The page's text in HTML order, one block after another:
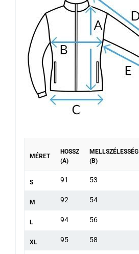
MÉRET
HOSSZ
(A)
MELLSZÉLESSÉG
(B)
S 91 53
M 92 54
L 94 56
XL 95 58